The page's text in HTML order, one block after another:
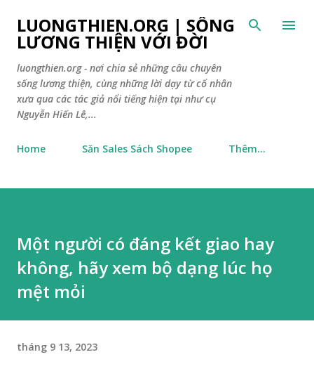
Chuyển đến nội dung chính
LUONGTHIEN.ORG | SỐNG
LƯƠNG THIỆN VỚI ĐỜI
luongthien.org - nơi chia sẻ những câu chuyên
sống lương thiện, cùng những lời dạy từ cổ nhân
xưa qua các tác giả nổi tiếng hiện tại như cụ
Nguyễn Hiến Lê,...
Home Săn Sales Sách Shopee Thêm…
Một người có đáng kết giao hay
không, hãy xem bộ dạng lúc họ
mệt mỏi
tháng 9 13, 2023